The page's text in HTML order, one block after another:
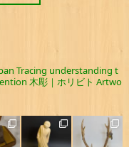
Tracing understanding t
木彫｜ホリビト Artwo